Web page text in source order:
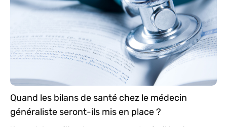
Quand les bilans de santé chez le médecin
généraliste seront-ils mis en place ?